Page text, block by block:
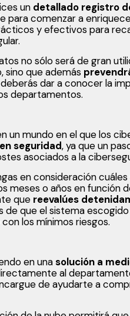
un detallado registro
para comenzar a
y efectivos para
no sólo será de gran
que además
dar a conocer la
departamentos.
un mundo en el que los
seguridad, ya que un
asociados a la
en consideración
meses o años en función
que reevalúes
de que el sistema
los mínimos riesgos.
en unasolución a
al
de ayudarte a